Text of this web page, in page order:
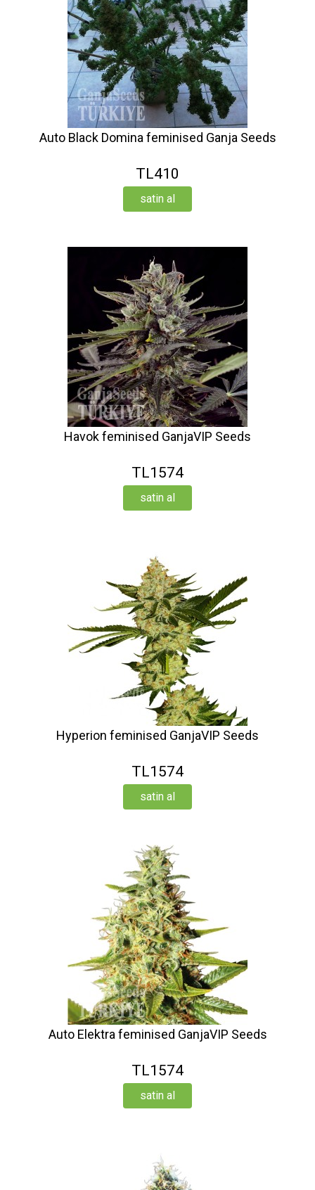
Auto Black Domina feminised Ganja Seeds
TL410
satin al
Havok feminised GanjaVIP Seeds
TL1574
satin al
Hyperion feminised GanjaVIP Seeds
TL1574
satin al
Auto Elektra feminised GanjaVIP Seeds
TL1574
satin al